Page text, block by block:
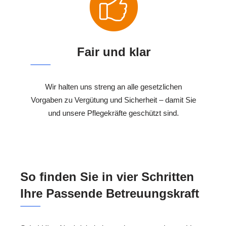
Fair und klar
Wir halten uns streng an alle gesetzlichen
Vorgaben zu Vergütung und Sicherheit – damit Sie
und unsere Pflegekräfte geschützt sind.
So finden Sie in vier Schritten
Ihre Passende Betreuungskraft